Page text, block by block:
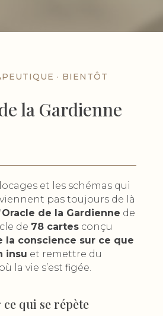
· BIENTÔT
la Gardienne
et les schémas qui
pas toujours de là
Oracle de la Gardienne de
de 78 cartesconçu
la conscience sur ce que
insu et remettre du
la vie s’est figée.
qui se répète